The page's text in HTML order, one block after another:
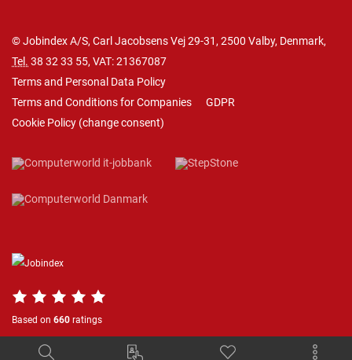
© Jobindex A/S, Carl Jacobsens Vej 29-31, 2500 Valby, Denmark,
Tel. 38 32 33 55, VAT: 21367087
Terms and Personal Data Policy
Terms and Conditions for Companies
GDPR
Cookie Policy (change consent)
Based on 660 ratings